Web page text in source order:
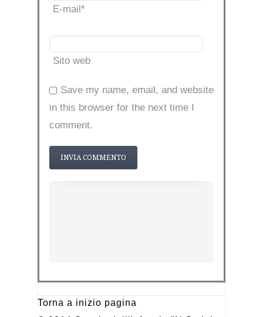
E-mail*
Sito web
Save my name, email, and website
in this browser for the next time I
comment.
Torna a inizio pagina